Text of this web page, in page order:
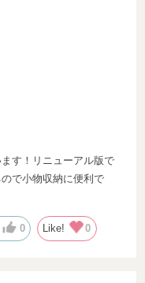
す！リニューアル版で
で小物収納に便利で
0 Like! 0